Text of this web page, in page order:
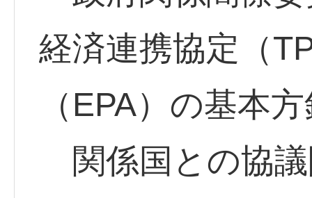
経済連携協定（
（EPA）の基本
関係国との協議